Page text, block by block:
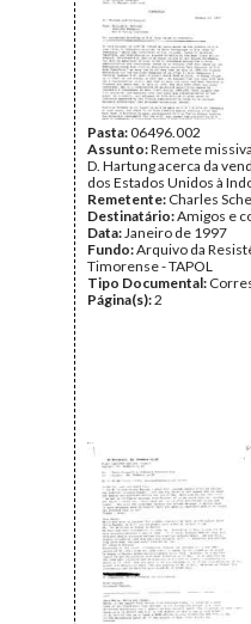
Pasta:06496.002
Assunto:Remete
D. Hartung acerca da
dos Estados Unidos à
Remetente: Charles
Destinatário:Amigos e
Data:Janeiro de 1997
Fundo:Arquivo da
Timorense - TAPOL
Tipo Documental:
Página(s):2